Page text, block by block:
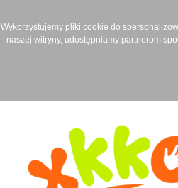
Wykorzystujemy pliki cookie do
naszej witryny, udostępniamy partnerom